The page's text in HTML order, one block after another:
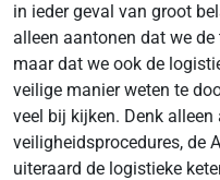
in ieder geval van groot
alleen aantonen dat we
maar dat we ook de
veilige manier weten te
veel bij kijken. Denk
veiligheidsprocedures, de
uiteraard de logistieke